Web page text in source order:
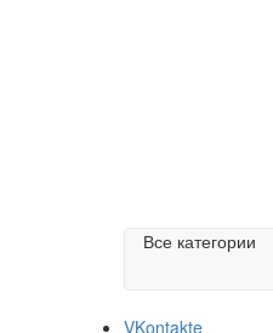
Все категории
VKontakte